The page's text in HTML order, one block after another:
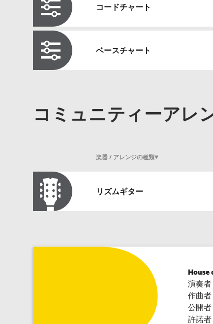
コードチャート
ベースチャート
コミュニティーアレ
楽器 / アレンジの種類
リズムギター
House
演奏者
作曲者
公開者
許諾者